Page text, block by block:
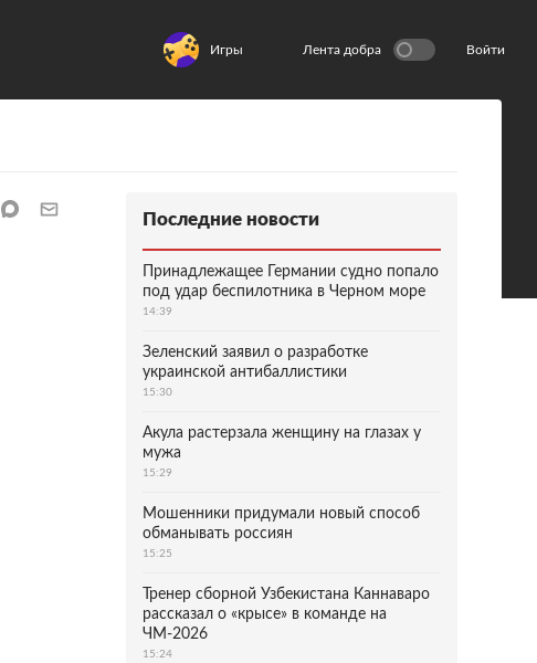
Игры Лента добра Войти
Последние новости
Принадлежащее Германии судно попало
под удар беспилотника в Черном море
14:39
Зеленский заявил о разработке
украинской антибаллистики
15:30
Акула растерзала женщину на глазах у
мужа
15:29
Мошенники придумали новый способ
обманывать россиян
15:25
Тренер сборной Узбекистана Каннаваро
рассказал о «крысе» в команде на
ЧМ-2026
15:24